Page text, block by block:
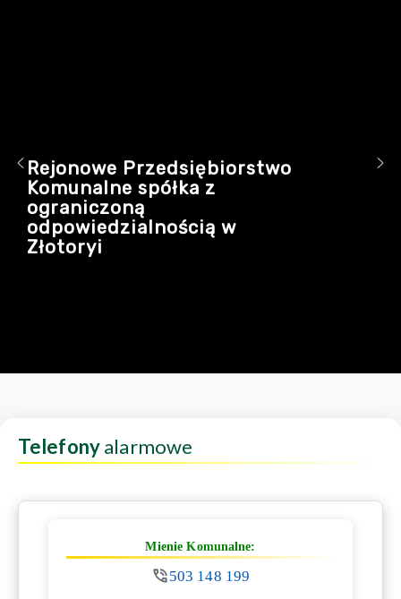
Rejonowe Przedsiębiorstwo
Komunalne spółka z
ograniczoną
odpowiedzialnością w
Złotoryi
Telefonyalarmowe
Mienie Komunalne:
503 148 199